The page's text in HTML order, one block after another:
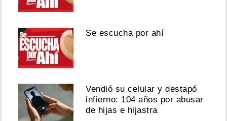
Se escucha por ahí
Vendió su celular y destapó
infierno: 104 años por abusar
de hijas e hijastra